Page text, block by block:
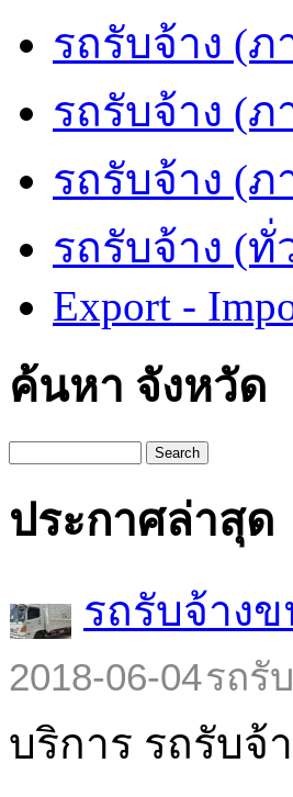
รถรับจ้าง (
รถรับจ้าง (ภ
รถรับจ้าง (
รถรับจ้าง (ทั่
Export -
ค้นหา จังหวัด
Search
ประกาศล่าสุด
รถรับจ้าง
2018-06-04รถรั
บริการ รถรับจ้